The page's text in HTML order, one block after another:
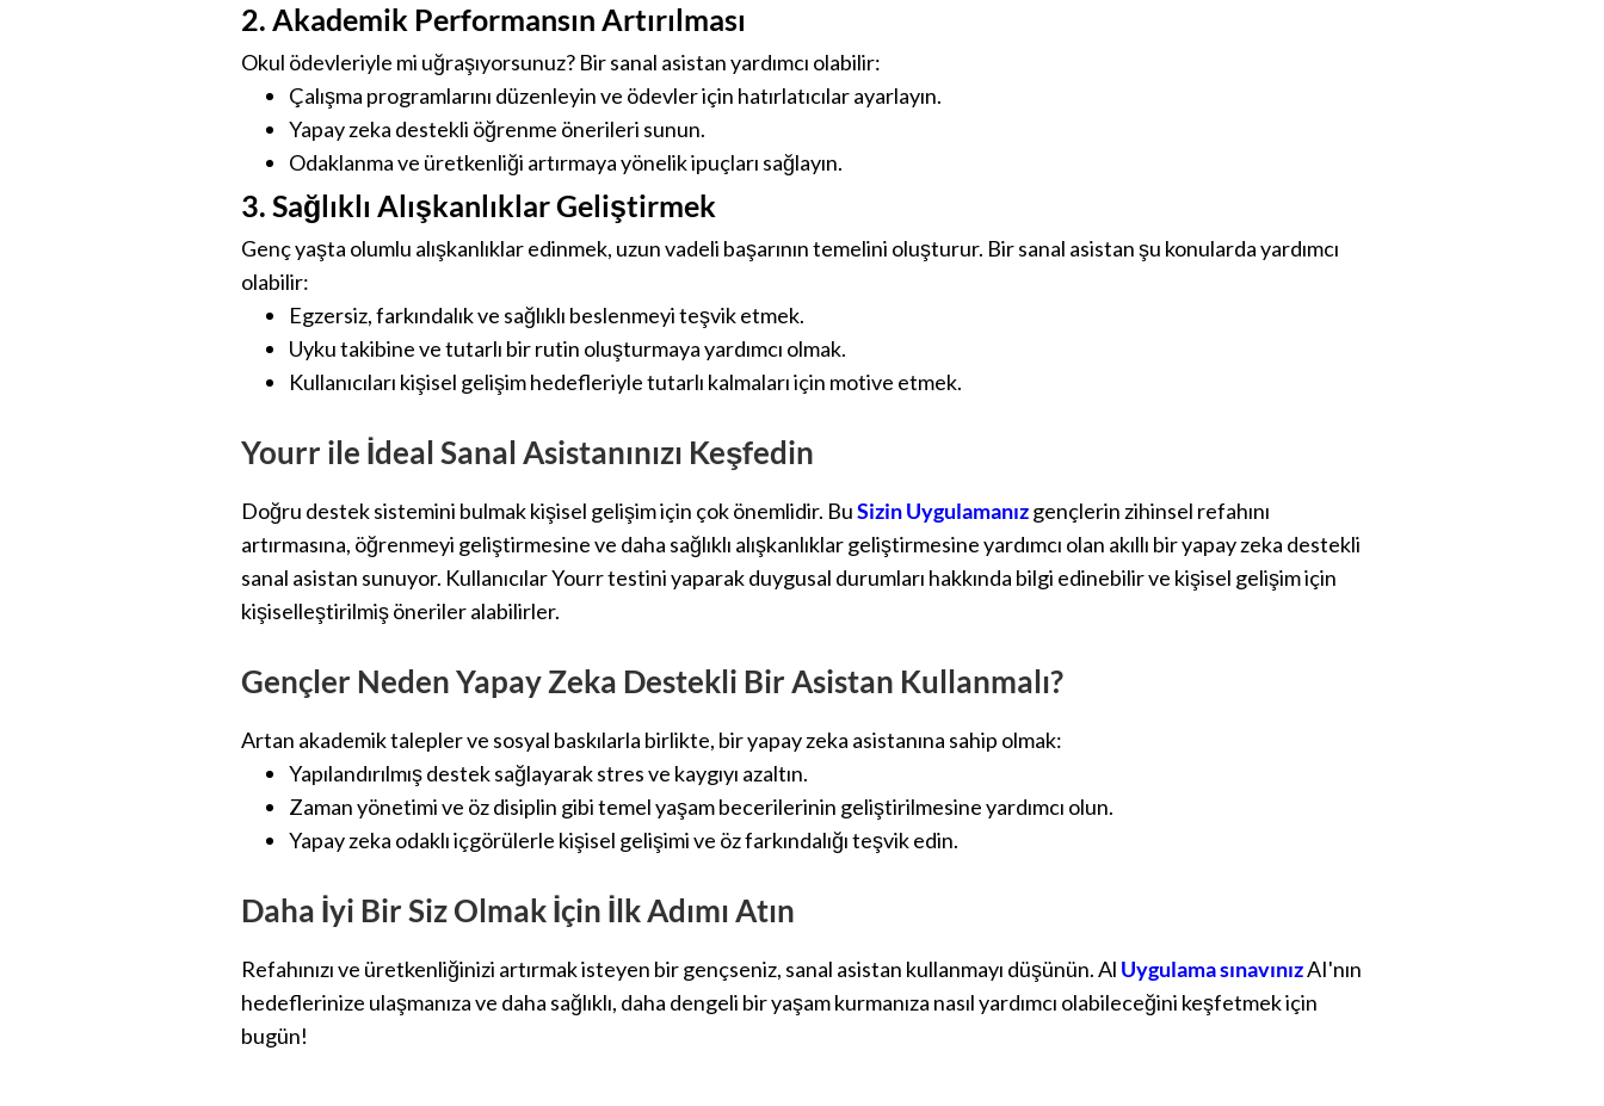
2. Akademik Performansın Artırılması
Okul ödevleriyle mi uğraşıyorsunuz? Bir sanal asistan yardımcı olabilir:
Çalışma programlarını düzenleyin ve ödevler için hatırlatıcılar ayarlayın.
Yapay zeka destekli öğrenme önerileri sunun.
Odaklanma ve üretkenliği artırmaya yönelik ipuçları sağlayın.
3. Sağlıklı Alışkanlıklar Geliştirmek
Genç yaşta olumlu alışkanlıklar edinmek, uzun vadeli başarının temelini oluşturur. Bir sanal asistan şu konularda yardımcı
olabilir:
Egzersiz, farkındalık ve sağlıklı beslenmeyi teşvik etmek.
Uyku takibine ve tutarlı bir rutin oluşturmaya yardımcı olmak.
Kullanıcıları kişisel gelişim hedefleriyle tutarlı kalmaları için motive etmek.
Yourr ile İdeal Sanal Asistanınızı Keşfedin
Doğru destek sistemini bulmak kişisel gelişim için çok önemlidir. BuSizin Uygulamanızgençlerin zihinsel refahını
artırmasına, öğrenmeyi geliştirmesine ve daha sağlıklı alışkanlıklar geliştirmesine yardımcı olan akıllı bir yapay zeka destekli
sanal asistan sunuyor. Kullanıcılar Yourr testini yaparak duygusal durumları hakkında bilgi edinebilir ve kişisel gelişim için
kişiselleştirilmiş öneriler alabilirler.
Gençler Neden Yapay Zeka Destekli Bir Asistan Kullanmalı?
Artan akademik talepler ve sosyal baskılarla birlikte, bir yapay zeka asistanına sahip olmak:
Yapılandırılmış destek sağlayarak stres ve kaygıyı azaltın.
Zaman yönetimi ve öz disiplin gibi temel yaşam becerilerinin geliştirilmesine yardımcı olun.
Yapay zeka odaklı içgörülerle kişisel gelişimi ve öz farkındalığı teşvik edin.
Daha İyi Bir Siz Olmak İçin İlk Adımı Atın
Refahınızı ve üretkenliğinizi artırmak isteyen bir gençseniz, sanal asistan kullanmayı düşünün. Al Uygulama sınavınızAI'nın
hedeflerinize ulaşmanıza ve daha sağlıklı, daha dengeli bir yaşam kurmanıza nasıl yardımcı olabileceğini keşfetmek için
bugün!